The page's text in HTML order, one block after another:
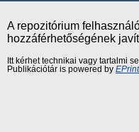
A repozitórium
hozzáférhetőségének
Itt kérhet technikai vagy tartalmi
Publikációtár is powered by